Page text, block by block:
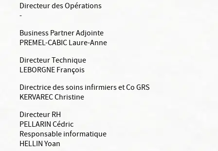
Directeur des Opérations
-
Business Partner Adjointe
PREMEL-CABIC Laure-Anne
Directeur Technique
LEBORGNE François
Directrice des soins infirmiers et Co GRS
KERVAREC Christine
Directeur RH
PELLARIN Cédric
Responsable informatique
HELLIN Yoan